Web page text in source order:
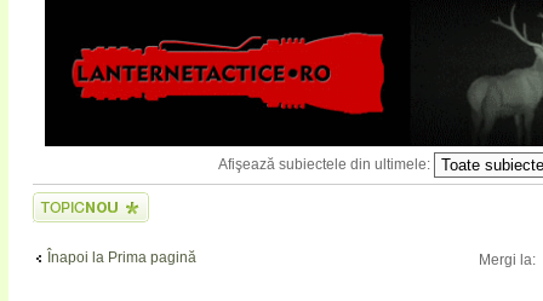
Afişează subiectele din ultimele:
Scrie un subiect
nou
Înapoi la Prima pagină Mergi la: